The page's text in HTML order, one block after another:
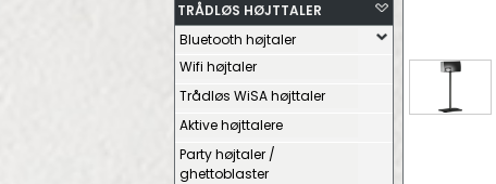
TRÅDLØS HØJTTALER
Bluetooth højtaler
Wifi højtaler
Trådløs WiSA højttaler
Aktive højttalere
Party højtaler /
ghettoblaster